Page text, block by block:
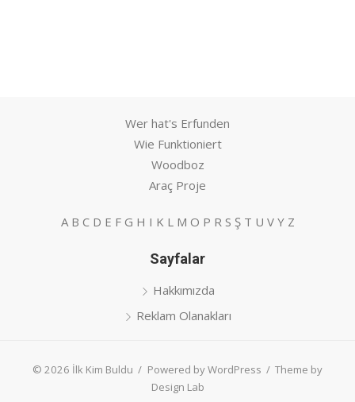
Wer hat's Erfunden
Wie Funktioniert
Woodboz
Araç Proje
A B C D E F G H I K L M O P R S Ş T U V Y Z
Sayfalar
Hakkımızda
Reklam Olanakları
© 2026 İlk Kim Buldu / Powered by WordPress / Theme by
Design Lab